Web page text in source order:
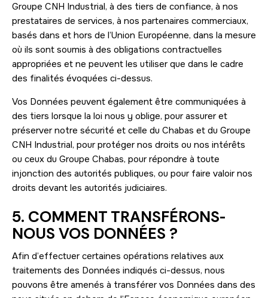
Groupe CNH Industrial, à des tiers de confiance, à nos
prestataires de services, à nos partenaires commerciaux,
basés dans et hors de l’Union Européenne, dans la mesure
où ils sont soumis à des obligations contractuelles
appropriées et ne peuvent les utiliser que dans le cadre
des finalités évoquées ci-dessus.
Vos Données peuvent également être communiquées à
des tiers lorsque la loi nous y oblige, pour assurer et
préserver notre sécurité et celle du Chabas et du Groupe
CNH Industrial, pour protéger nos droits ou nos intérêts
ou ceux du Groupe Chabas, pour répondre à toute
injonction des autorités publiques, ou pour faire valoir nos
droits devant les autorités judiciaires.
5. COMMENT TRANSFÉRONS-
NOUS VOS DONNÉES ?
Afin d’effectuer certaines opérations relatives aux
traitements des Données indiqués ci-dessus, nous
pouvons être amenés à transférer vos Données dans des